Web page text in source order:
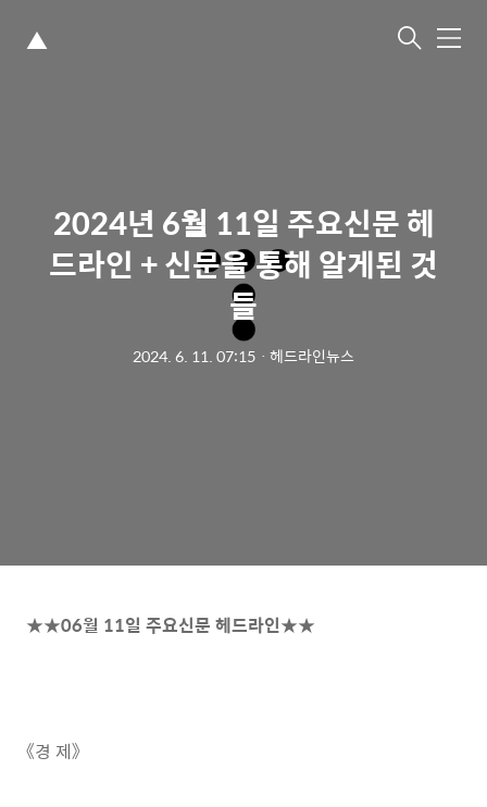
▲ 메
2024년 6월 11일 주요신문 헤
드라인 + 신문을 통해 알게된 것
들
2024. 6. 11. 07:15 ㆍ 헤드라인뉴스
★★06월 11일 주요신문 헤드라인★★
《경 제》